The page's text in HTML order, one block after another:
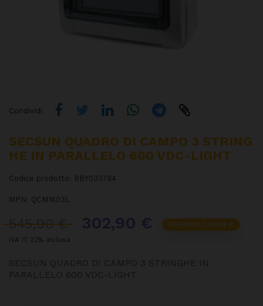
Condividi
SECSUN QUADRO DI CAMPO 3 STRING
HE IN PARALLELO 600 VDC-LIGHT
Codice prodotto: BBY033794
MPN: QCM1603L
545,90 €
RISPARMI 242,54 €
IVA IT 22% inclusa